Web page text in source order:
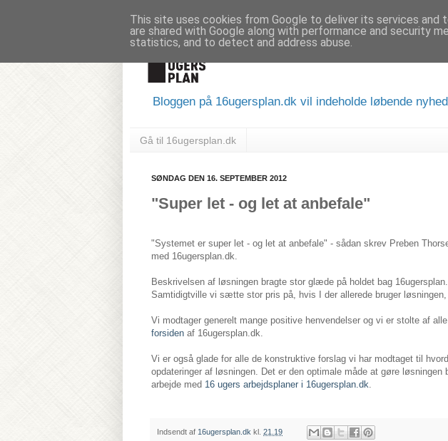
Bloggen på 16ugersplan.dk vil indeholde løbende
Gå til 16ugersplan.dk
SØNDAG DEN 16. SEPTEMBER 2012
"Super let - og let at anbefale"
"Systemet er super let - og let at anbefale" - sådan skrev Preben
med 16ugersplan.dk.
Beskrivelsen af løsningen bragte stor glæde på holdet bag
Samtidigtville vi sætte stor pris på, hvis I der allerede bruger
Vi modtager generelt mange positive henvendelser og vi er stolte af
forsiden af 16ugersplan.dk.
Vi er også glade for alle de konstruktive forslag vi har modtaget til
opdateringer af løsningen. Det er den optimale måde at gøre
arbejde med 16 ugers arbejdsplaner i 16ugersplan.dk
Indsendt af 16ugersplan.dk kl. 21.19
This site uses cookies from Google to deliver its services and
are shared with Google along with performance and security
statistics, and to detect and address abuse.